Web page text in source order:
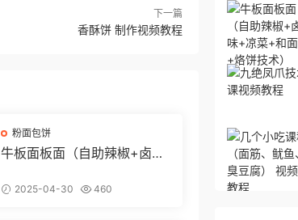
下一篇
香酥饼 制作视频教程
粉面包饼
牛板面板面（自助辣椒+卤味
2025-04-30 460